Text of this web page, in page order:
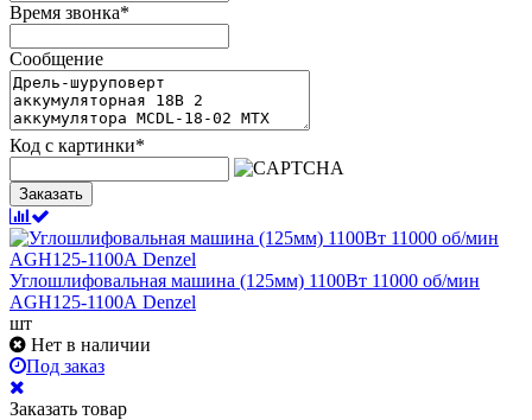
Время звонка*
Сообщение
Код с картинки*
Заказать
Углошлифовальная машина (125мм) 1100Вт 11000 об/мин
AGH125-1100А Denzel
шт
Нет в наличии
Под заказ
Заказать товар